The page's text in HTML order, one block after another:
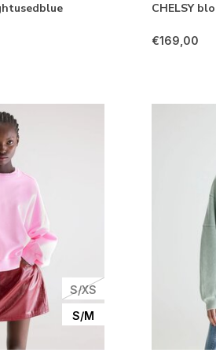
CHELSY
€169,00
S/XS
S/M